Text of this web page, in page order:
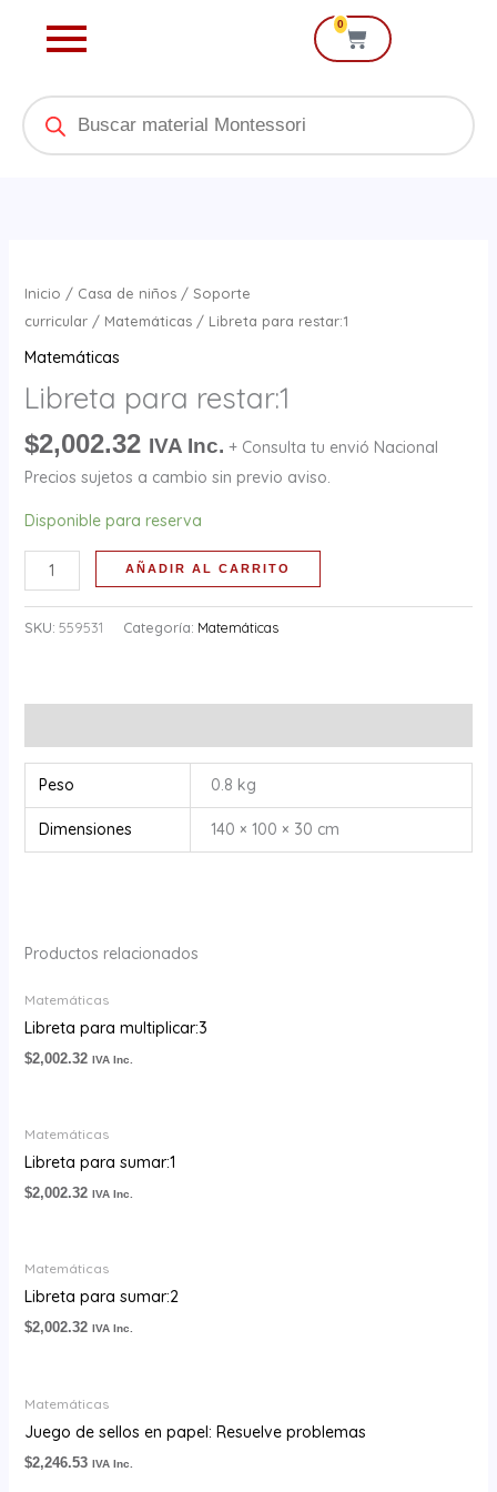
0
Cart
Products
search
Inicio / Casa de niños/ Soporte
curricular/ Matemáticas/ Libreta para restar:1
Matemáticas
Libreta para restar:1
$2,002.32 IVA Inc. + Consulta tu envió Nacional
Precios sujetos a cambio sin previo aviso.
Disponible para reserva
para
restar:1
AÑADIR AL CARRITO
SKU: 559531 Categoría: Matemáticas
Peso 0.8 kg
Dimensiones 140 × 100 × 30 cm
Productos relacionados
Matemáticas
Libreta para multiplicar:3
$2,002.32 IVA Inc.
Matemáticas
Libreta para sumar:1
$2,002.32 IVA Inc.
Matemáticas
Libreta para sumar:2
$2,002.32 IVA Inc.
Matemáticas
Juego de sellos en papel: Resuelve problemas
$2,246.53 IVA Inc.